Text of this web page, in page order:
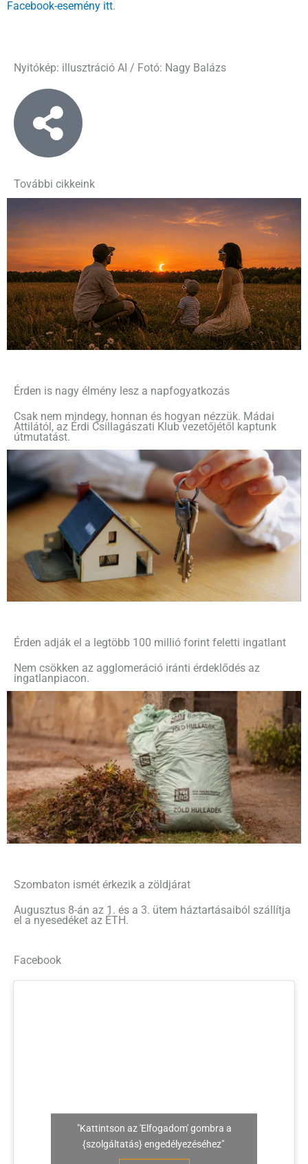
Facebook-esemény itt.
Nyitókép: illusztráció AI / Fotó: Nagy Balázs
További cikkeink
Érden is nagy élmény lesz a napfogyatkozás
Csak nem mindegy, honnan és hogyan nézzük. Mádai
Attilától, az Érdi Csillagászati Klub vezetőjétől kaptunk
útmutatást.
Érden adják el a legtöbb 100 millió forint feletti ingatlant
Nem csökken az agglomeráció iránti érdeklődés az
ingatlanpiacon.
Szombaton ismét érkezik a zöldjárat
Augusztus 8-án az 1. és a 3. ütem háztartásaiból szállítja
el a nyesedéket az ÉTH.
Facebook
"Kattintson az 'Elfogadom' gombra a
{szolgáltatás} engedélyezéséhez"